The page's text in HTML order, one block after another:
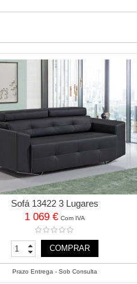
Sofá 13422 3 Lugares
1 069 € Com IVA
COMPRAR
Prazo Entrega - Sob Consulta